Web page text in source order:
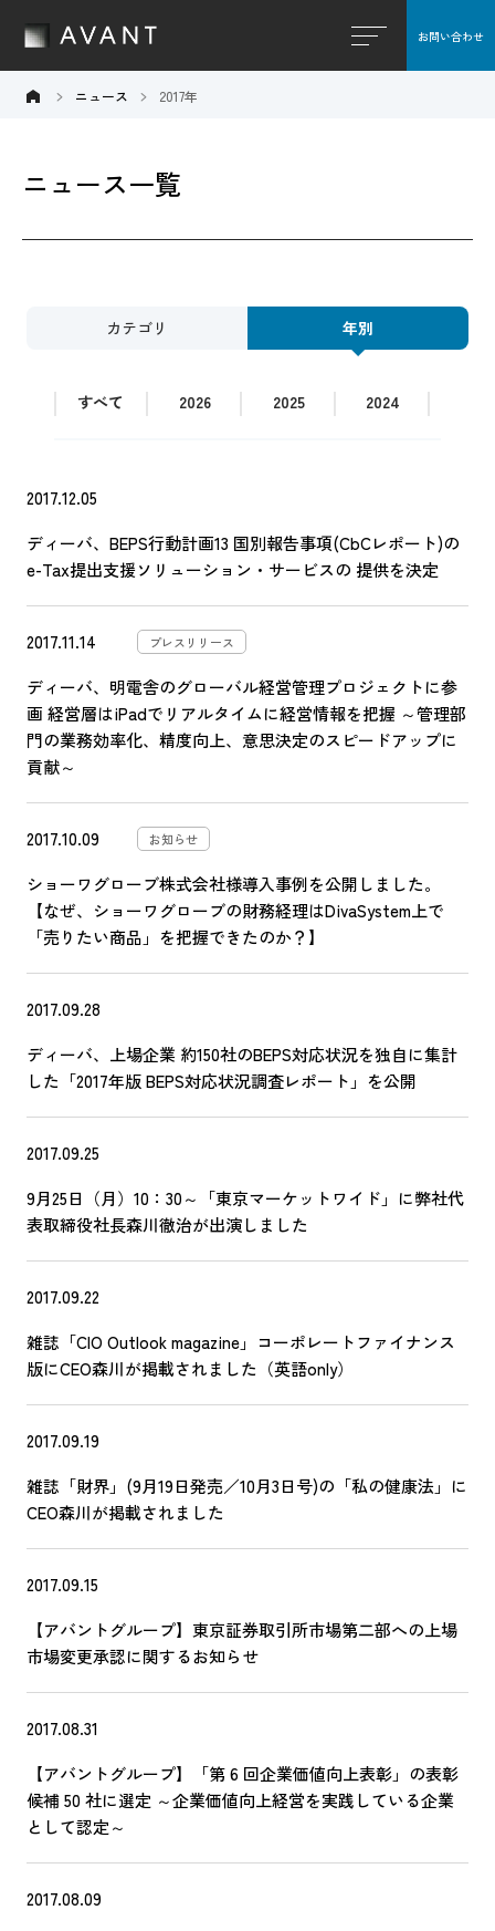
お問い合わせ
ニュース 2017年
ニュース一覧
カテゴリ 年別
すべて 2026 2025 2024
2017.12.05
ディーバ、BEPS行動計画13 国別報告事項(CbCレポート)の
e-Tax提出支援ソリューション・サービスの 提供を決定
2017.11.14 プレスリリース
ディーバ、明電舎のグローバル経営管理プロジェクトに参
画 経営層はiPadでリアルタイムに経営情報を把握 ～管理部
門の業務効率化、精度向上、意思決定のスピードアップに
貢献～
2017.10.09 お知らせ
ショーワグローブ株式会社様導入事例を公開しました。
【なぜ、ショーワグローブの財務経理はDivaSystem上で
「売りたい商品」を把握できたのか？】
2017.09.28
ディーバ、上場企業 約150社のBEPS対応状況を独自に集計
した「2017年版 BEPS対応状況調査レポート」を公開
2017.09.25
9月25日（月）10：30～「東京マーケットワイド」に弊社代
表取締役社長森川徹治が出演しました
2017.09.22
雑誌「CIO Outlook magazine」コーポレートファイナンス
版にCEO森川が掲載されました（英語only）
2017.09.19
雑誌「財界」(9月19日発売／10月3日号)の「私の健康法」に
CEO森川が掲載されました
2017.09.15
【アバントグループ】東京証券取引所市場第二部への上場
市場変更承認に関するお知らせ
2017.08.31
【アバントグループ】「第 6 回企業価値向上表彰」の表彰
候補 50 社に選定 ～企業価値向上経営を実践している企業
として認定～
2017.08.09